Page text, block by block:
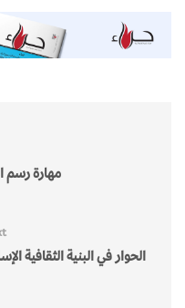
مهارة رسم
الحوار في البنية الثقافية